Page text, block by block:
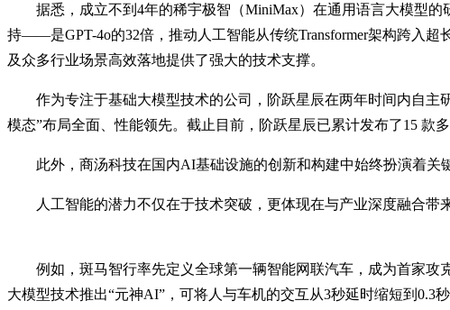
据悉，成立不到4年的稀宇极智（MiniMax）在通用语言大模型
持——是GPT-4o的32倍，推动人工智能从传统Transformer架构跨入
及众多行业场景高效落地提供了强大的技术支撑。
作为专注于基础大模型技术的公司，阶跃星辰在两年时间内自
模态”布局全面、性能领先。截止目前，阶跃星辰已累计发布了15
此外，商汤科技在国内AI基础设施的创新和构建中始终扮演着
人工智能的潜力不仅在于技术突破，更体现在与产业深度融合
例如，斑马智行率先定义全球第一辆智能网联汽车，成为首家攻
大模型技术推出“元神AI”，可将人与车机的交互从3秒延时缩短到